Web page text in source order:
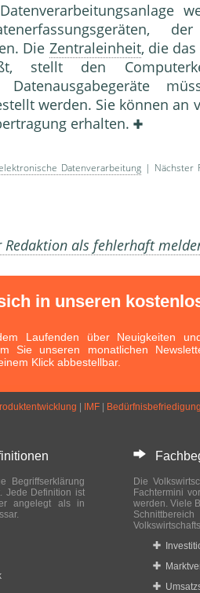
Die Zentraleinheit, die das
stellt den
Datenausgabegeräte
werden. Sie können an
erhalten.
Datenverarbeitung | Nächster
Redaktion als fehlerhaft
in unseren
Laufenden über Neuigkeiten
Sie unseren monatlichen
Klick abbestellbar.
IMF
Begriffserklärung
Jede Definition ist
angelegt als in
Die
Fachtermini
werden. Viele